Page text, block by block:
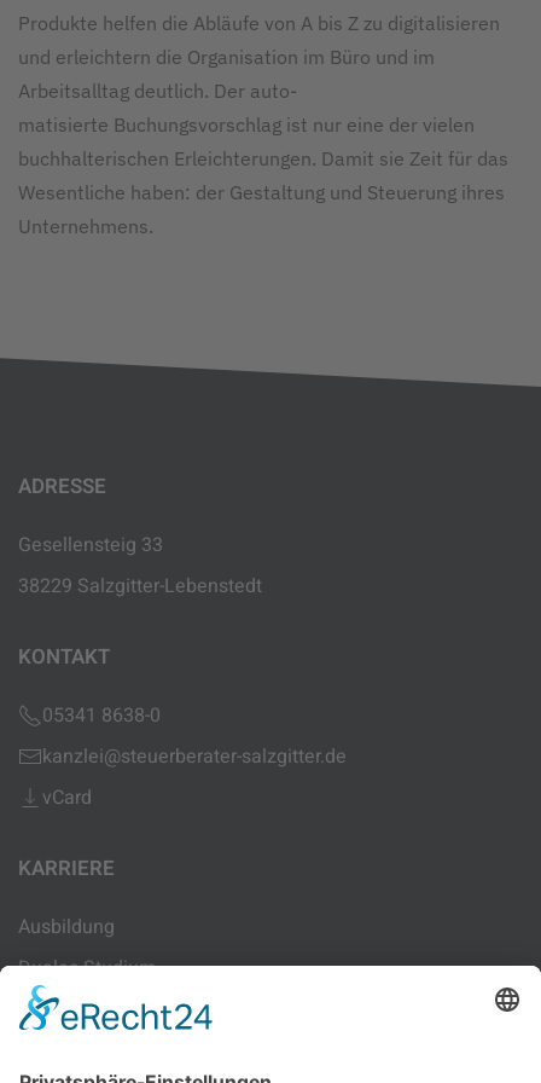
Produkte helfen die Abläufe von A bis Z zu digitalisieren
und erleichtern die Organisation im Büro und im
Arbeitsalltag deutlich. Der auto­
matisierte Buchungsvorschlag ist nur eine der vielen
buchhalterischen Erleichterungen. Damit sie Zeit für das
Wesentliche haben: der Gestaltung und Steuerung ihres
Unternehmens.
ADRESSE
Gesellensteig 33
38229 Salzgitter-Lebenstedt
KONTAKT
05341 8638-0
kanzlei@steuerberater-salzgitter.de
vCard
KARRIERE
Ausbildung
Duales Studium
Sachbearbeitung